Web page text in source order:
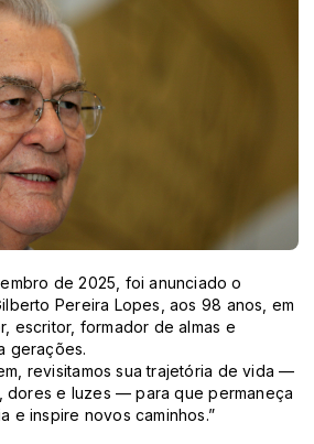
de 2025, foi anunciado o
Pereira Lopes, aos 98 anos, em
escritor, formador de almas e
gerações.
revisitamos sua trajetória de vida —
dores e luzes — para que permaneça
e inspire novos caminhos.”